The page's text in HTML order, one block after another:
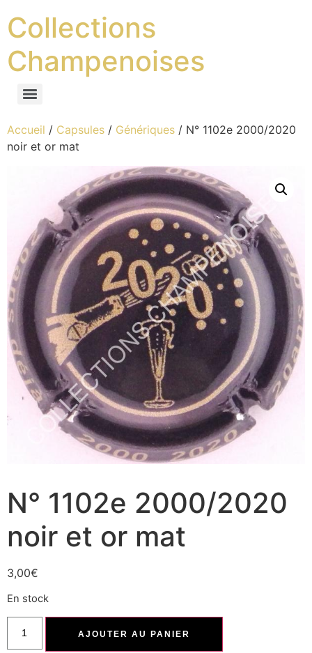
Collections
Champenoises
Accueil / Capsules / Génériques / N° 1102e 2000/2020
noir et or mat
N° 1102e 2000/2020
noir et or mat
3,00€
En stock
AJOUTER AU PANIER